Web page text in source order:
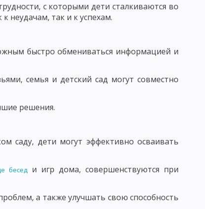
ОБЩЕНИЕ
МЫШЛЕНИЯ
И ДЬЮИ
ОБРАЗОВАНИЯ И ЗАДАЧИ ДИДАКТИКИ
с которыми дети сталкиваются во
неудачам, так и к успехам.
быстро обмениваться информацией и
семья и детский сад могут совместно
решения.
саду, дети могут эффективно осваивать
бесед и игр дома, совершенствуются при
а также улучшать свою способность